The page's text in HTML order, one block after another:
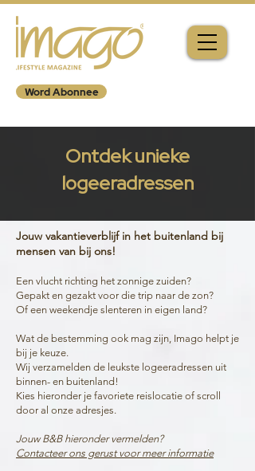
Word Abonnee
Ontdek unieke
logeeradressen
Jouw vakantieverblijf in het buitenland bij
mensen van bij ons!
Een vlucht richting het zonnige zuiden?
Gepakt en gezakt voor die trip naar de zon?
Of een weekendje slenteren in eigen land?
Wat de bestemming ook mag zijn, Imago helpt je
bij je keuze.
Wij verzamelden de leukste logeeradressen uit
binnen- en buitenland!
Kies hieronder je favoriete reislocatie of scroll
door al onze adresjes.
Jouw B&B hieronder vermelden?
Contacteer ons gerust voor meer informatie